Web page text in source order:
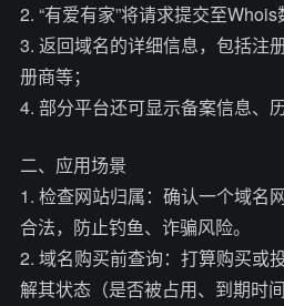
2. “有爱有家”将请求提交至Whois
3. 返回域名的详细信息，包括注
册商等；
4. 部分平台还可显示备案信息、
二、应用场景
1. 检查网站归属：确认一个域名
合法，防止钓鱼、诈骗风险。
2. 域名购买前查询：打算购买或
解其状态（是否被占用、到期时间